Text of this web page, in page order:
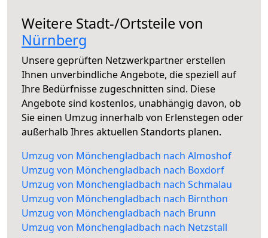
Weitere Stadt-/Ortsteile von
Nürnberg
Unsere geprüften Netzwerkpartner erstellen
Ihnen unverbindliche Angebote, die speziell auf
Ihre Bedürfnisse zugeschnitten sind. Diese
Angebote sind kostenlos, unabhängig davon, ob
Sie einen Umzug innerhalb von Erlenstegen oder
außerhalb Ihres aktuellen Standorts planen.
Umzug von Mönchengladbach nach Almoshof
Umzug von Mönchengladbach nach Boxdorf
Umzug von Mönchengladbach nach Schmalau
Umzug von Mönchengladbach nach Birnthon
Umzug von Mönchengladbach nach Brunn
Umzug von Mönchengladbach nach Netzstall